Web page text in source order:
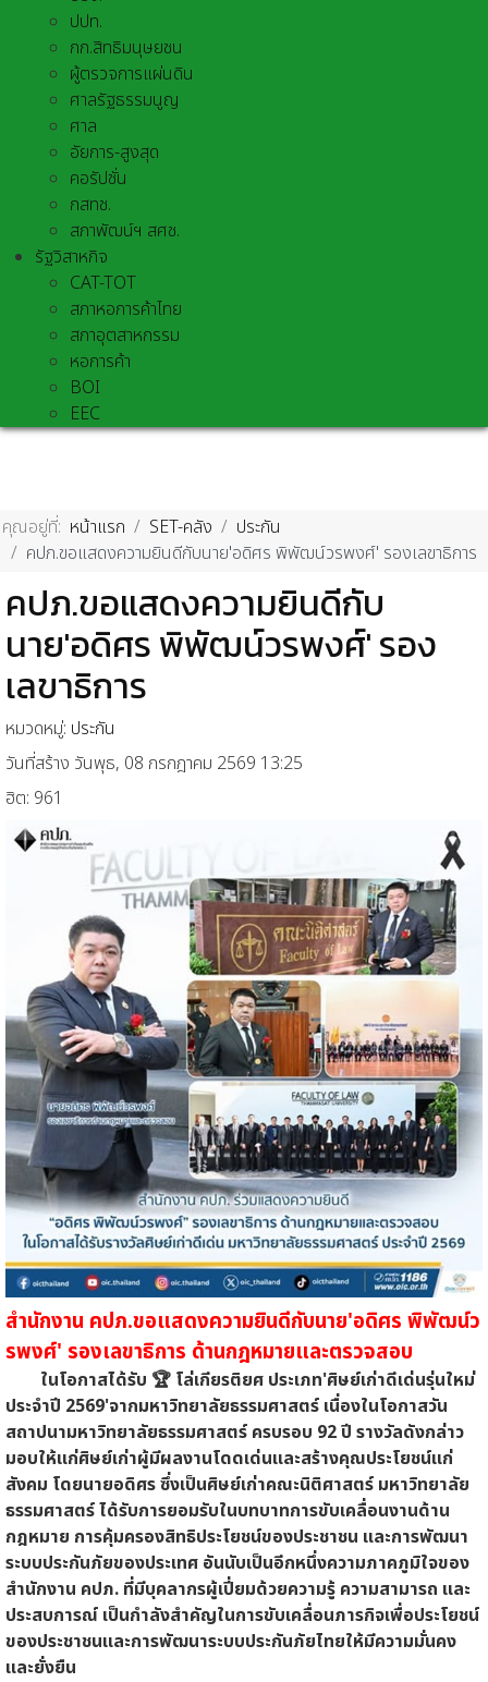
ปปท.
กก.สิทธิมนุษยชน
ผู้ตรวจการแผ่นดิน
ศาลรัฐธรรมนูญ
ศาล
อัยการ-สูงสุด
คอรัปชั่น
กสทช.
สภาพัฒน์ฯ สศช.
รัฐวิสาหกิจ
CAT-TOT
สภาหอการค้าไทย
สภาอุตสาหกรรม
หอการค้า
BOI
EEC
คุณอยู่ที่: หน้าแรก SET-คลัง
ประกัน
คปภ.ขอแสดงความยินดีกับนาย'อดิศร พิพัฒน์วรพงศ์' รองเลขาธิการ
คปภ.ขอแสดงความยินดีกับ
นาย'อดิศร พิพัฒน์วรพงศ์' รอง
เลขาธิการ
หมวดหมู่: ประกัน
วันที่สร้าง วันพุธ, 08 กรกฎาคม 2569 13:25
ฮิต: 961
สำนักงาน คปภ.ขอแสดงความยินดีกับนาย'อดิศร พิพัฒน์ว
รพงศ์' รองเลขาธิการ ด้านกฎหมายและตรวจสอบ
ในโอกาสได้รับ 🏆 โล่เกียรติยศ ประเภท'ศิษย์เก่าดีเด่นรุ่นใหม่
ประจำปี 2569'จากมหาวิทยาลัยธรรมศาสตร์ เนื่องในโอกาสวัน
สถาปนามหาวิทยาลัยธรรมศาสตร์ ครบรอบ 92 ปี รางวัลดังกล่าว
มอบให้แก่ศิษย์เก่าผู้มีผลงานโดดเด่นและสร้างคุณประโยชน์แก่
สังคม โดยนายอดิศร ซึ่งเป็นศิษย์เก่าคณะนิติศาสตร์ มหาวิทยาลัย
ธรรมศาสตร์ ได้รับการยอมรับในบทบาทการขับเคลื่อนงานด้าน
กฎหมาย การคุ้มครองสิทธิประโยชน์ของประชาชน และการพัฒนา
ระบบประกันภัยของประเทศ อันนับเป็นอีกหนึ่งความภาคภูมิใจของ
สำนักงาน คปภ. ที่มีบุคลากรผู้เปี่ยมด้วยความรู้ ความสามารถ และ
ประสบการณ์ เป็นกำลังสำคัญในการขับเคลื่อนภารกิจเพื่อประโยชน์
ของประชาชนและการพัฒนาระบบประกันภัยไทยให้มีความมั่นคง
และยั่งยืน